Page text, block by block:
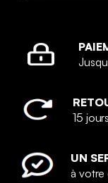
15
UN
à